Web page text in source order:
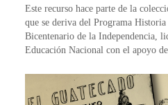
Este recurso hace parte de la
que se deriva del Programa
Bicentenario de la Independencia,
Educación Nacional con el apoyo